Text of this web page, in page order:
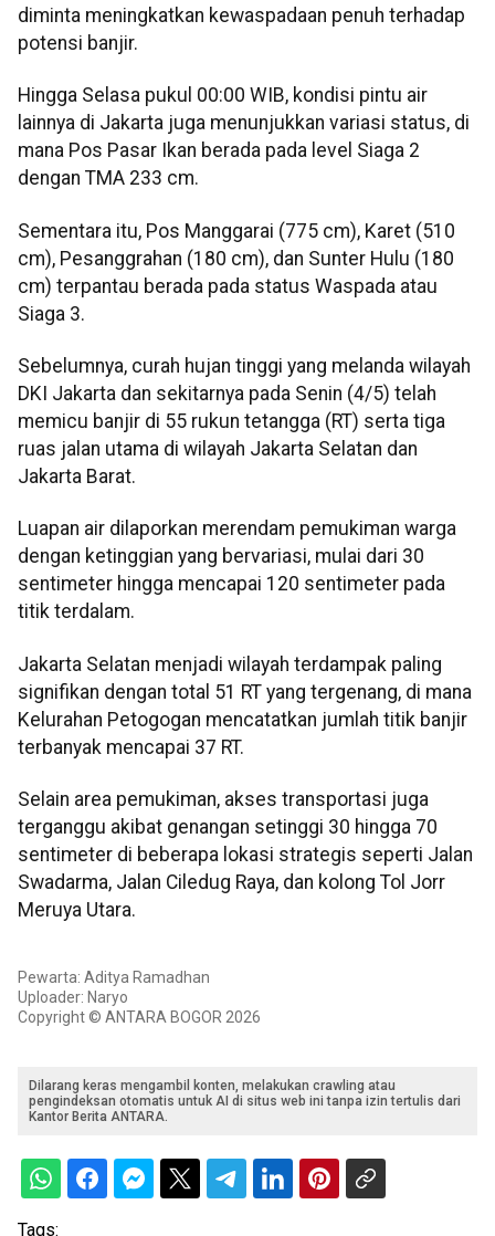
diminta meningkatkan kewaspadaan penuh terhadap
potensi banjir.
Hingga Selasa pukul 00:00 WIB, kondisi pintu air
lainnya di Jakarta juga menunjukkan variasi status, di
mana Pos Pasar Ikan berada pada level Siaga 2
dengan TMA 233 cm.
Sementara itu, Pos Manggarai (775 cm), Karet (510
cm), Pesanggrahan (180 cm), dan Sunter Hulu (180
cm) terpantau berada pada status Waspada atau
Siaga 3.
Sebelumnya, curah hujan tinggi yang melanda wilayah
DKI Jakarta dan sekitarnya pada Senin (4/5) telah
memicu banjir di 55 rukun tetangga (RT) serta tiga
ruas jalan utama di wilayah Jakarta Selatan dan
Jakarta Barat.
Luapan air dilaporkan merendam pemukiman warga
dengan ketinggian yang bervariasi, mulai dari 30
sentimeter hingga mencapai 120 sentimeter pada
titik terdalam.
Jakarta Selatan menjadi wilayah terdampak paling
signifikan dengan total 51 RT yang tergenang, di mana
Kelurahan Petogogan mencatatkan jumlah titik banjir
terbanyak mencapai 37 RT.
Selain area pemukiman, akses transportasi juga
terganggu akibat genangan setinggi 30 hingga 70
sentimeter di beberapa lokasi strategis seperti Jalan
Swadarma, Jalan Ciledug Raya, dan kolong Tol Jorr
Meruya Utara.
Pewarta: Aditya Ramadhan
Uploader: Naryo
Copyright © ANTARA BOGOR 2026
Dilarang keras mengambil konten, melakukan crawling atau
pengindeksan otomatis untuk AI di situs web ini tanpa izin tertulis dari
Kantor Berita ANTARA.
Tags: